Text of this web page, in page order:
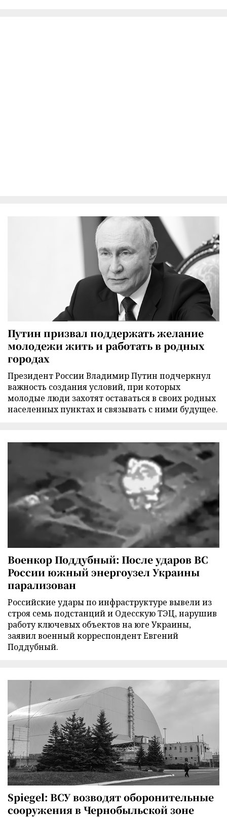
Путин призвал поддержать желание
молодежи жить и работать в родных
городах
Президент России Владимир Путин подчеркнул
важность создания условий, при которых
молодые люди захотят оставаться в своих родных
населенных пунктах и связывать с ними будущее.
Военкор Поддубный: После ударов ВС
России южный энергоузел Украины
парализован
Российские удары по инфраструктуре вывели из
строя семь подстанций и Одесскую ТЭЦ, нарушив
работу ключевых объектов на юге Украины,
заявил военный корреспондент Евгений
Поддубный.
Spiegel: ВСУ возводят оборонительные
сооружения в Чернобыльской зоне